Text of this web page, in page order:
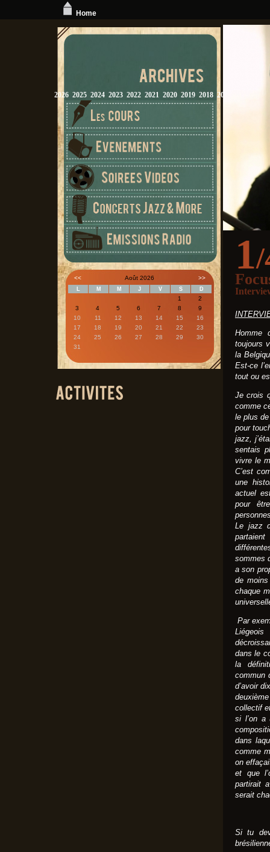
2026 2025 2024 2023 2022 2021 2020 2019 2018 2017
<< Août 2026 >>
L M M J V S D
1
2
3
4 5 6 7 8
9
10
11 12 13 14 15
16
17
18 19 20 21 22
23
24
25 26 27 28 29
30
31
1
Homme
toujours
la
Est-ce
tout ou
Je crois
comme
le plus
pour
jazz,
sentais
vivre le
C’est
une
actuel
pour
Le jazz
sommes
a son
de
chaque
Par
dans le
la
commun
d’avoir
collectif
si l’on a
dans
comme
on
et que
partirait
serait
Si tu
Home